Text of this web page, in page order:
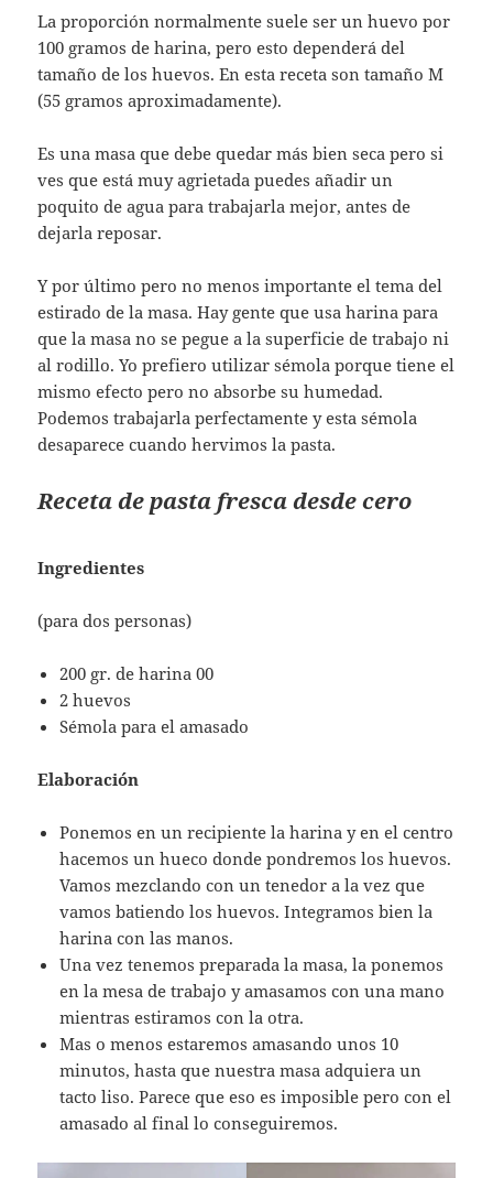
La proporción normalmente suele ser un huevo por
100 gramos de harina, pero esto dependerá del
tamaño de los huevos. En esta receta son tamaño M
(55 gramos aproximadamente).
Es una masa que debe quedar más bien seca pero si
ves que está muy agrietada puedes añadir un
poquito de agua para trabajarla mejor, antes de
dejarla reposar.
Y por último pero no menos importante el tema del
estirado de la masa. Hay gente que usa harina para
que la masa no se pegue a la superficie de trabajo ni
al rodillo. Yo prefiero utilizar sémola porque tiene el
mismo efecto pero no absorbe su humedad.
Podemos trabajarla perfectamente y esta sémola
desaparece cuando hervimos la pasta.
Receta de pasta fresca desde cero
Ingredientes
(para dos personas)
200 gr. de harina 00
2 huevos
Sémola para el amasado
Elaboración
Ponemos en un recipiente la harina y en el centro
hacemos un hueco donde pondremos los huevos.
Vamos mezclando con un tenedor a la vez que
vamos batiendo los huevos. Integramos bien la
harina con las manos.
Una vez tenemos preparada la masa, la ponemos
en la mesa de trabajo y amasamos con una mano
mientras estiramos con la otra.
Mas o menos estaremos amasando unos 10
minutos, hasta que nuestra masa adquiera un
tacto liso. Parece que eso es imposible pero con el
amasado al final lo conseguiremos.